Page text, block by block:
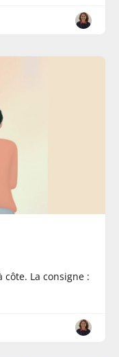
La consigne :